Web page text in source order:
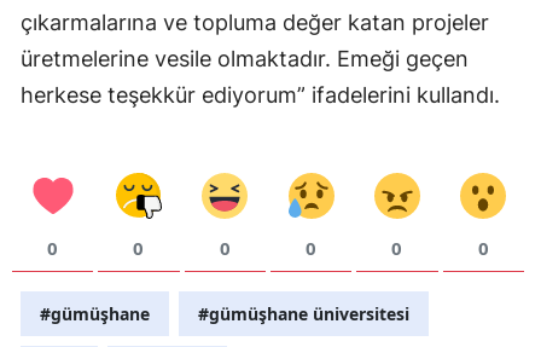
Sinop
Sivas
Tokat
Trabzon
Tunceli
Şanlıurfa
çıkarmalarına ve topluma değer katan projeler
üretmelerine vesile olmaktadır. Emeği geçen
herkese teşekkür ediyorum” ifadelerini kullandı.
0 0 0 0 0 0
#gümüşhane #gümüşhane üniversitesi